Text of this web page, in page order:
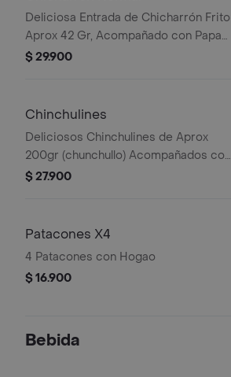
Deliciosa Entrada de Chicharrón Frito
Aprox 42 Gr, Acompañado con Papa
Criolla
$ 29.900
Chinchulines
Deliciosos Chinchulines de Aprox
200gr (chunchullo) Acompañados con
Papa Criolla
$ 27.900
Patacones X4
4 Patacones con Hogao
$ 16.900
Bebida